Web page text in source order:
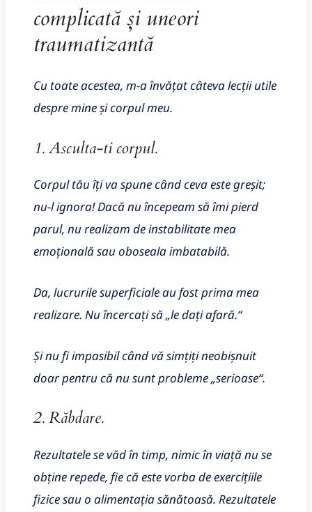
complicată și uneori
traumatizantă
Cu toate acestea, m-a învățat câteva lecții utile
despre mine și corpul meu.
1. Asculta-ti corpul.
Corpul tău îți va spune când ceva este greșit;
nu-l ignora! Dacă nu începeam să îmi pierd
parul, nu realizam de instabilitate mea
emoțională sau oboseala imbatabilă.
Da, lucrurile superficiale au fost prima mea
realizare. Nu încercați să „le dați afară.“
Și nu fi impasibil când vă simțiți neobișnuit
doar pentru că nu sunt probleme „serioase“.
2. Răbdare.
Rezultatele se văd în timp, nimic în viață nu se
obține repede, fie că este vorba de exercițiile
fizice sau o alimentația sănătoasă. Rezultatele